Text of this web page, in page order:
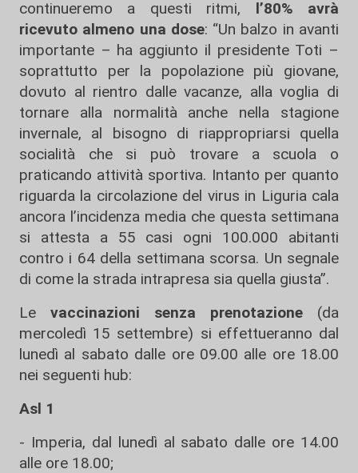
continueremo a questi ritmi, l’80% avrà
ricevuto almeno una dose: “Un balzo in avanti
importante – ha aggiunto il presidente Toti –
soprattutto per la popolazione più giovane,
dovuto al rientro dalle vacanze, alla voglia di
tornare alla normalità anche nella stagione
invernale, al bisogno di riappropriarsi quella
socialità che si può trovare a scuola o
praticando attività sportiva. Intanto per quanto
riguarda la circolazione del virus in Liguria cala
ancora l’incidenza media che questa settimana
si attesta a 55 casi ogni 100.000 abitanti
contro i 64 della settimana scorsa. Un segnale
di come la strada intrapresa sia quella giusta”.
Le vaccinazioni senza prenotazione (da
mercoledì 15 settembre) si effettueranno dal
lunedì al sabato dalle ore 09.00 alle ore 18.00
nei seguenti hub:
Asl 1
- Imperia, dal lunedì al sabato dalle ore 14.00
alle ore 18.00;